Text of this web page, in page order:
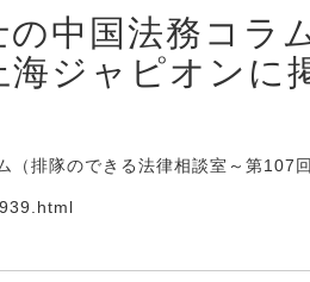
の中国法務コラ
ジャピオンに
（排隊のできる法律相談室～第107